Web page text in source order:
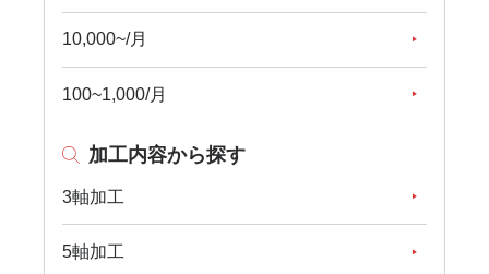
10,000~/月
100~1,000/月
加工内容から探す
3軸加工
5軸加工